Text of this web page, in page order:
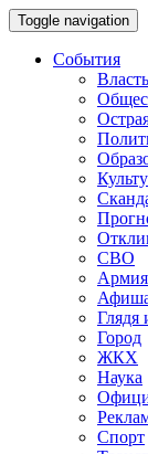
Toggle navigation
События
Власть
СВО
Армия
Глядя
Город
ЖКХ
Наука
Спорт